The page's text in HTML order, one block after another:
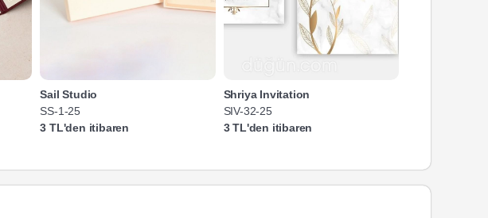
Sail Studio
SS-1-25
3 TL'den itibaren
Shriya Invitation
SIV-32-25
3 TL'den itibaren